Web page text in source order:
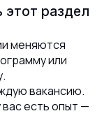
этот раздел
меняются
или
вакансию.
вас есть опыт —